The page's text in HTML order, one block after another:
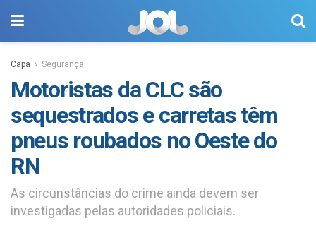
Capa Segurança
Motoristas da CLC são
sequestrados e carretas têm
pneus roubados no Oeste do
RN
As circunstâncias do crime ainda devem ser
investigadas pelas autoridades policiais.